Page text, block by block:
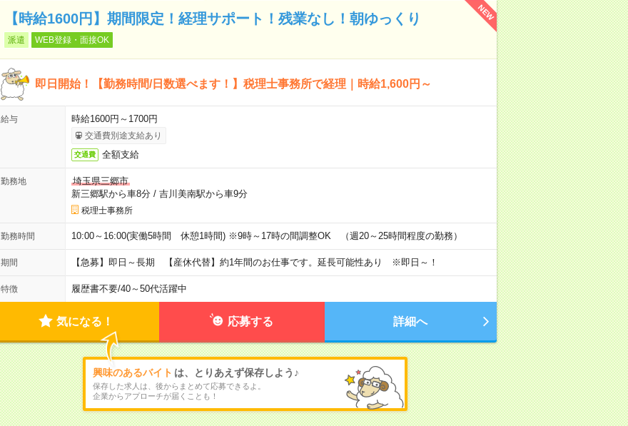
NEW
【時給1600円】期間限定！経理サポート！残業なし！朝ゆっくり
派遣 WEB登録・面接OK
即日開始！【勤務時間/日数選べます！】税理士事務所で経理｜時給1,600円～
給与 時給1600円～1700円
交通費別途支給あり
交通費 全額支給
勤務地
埼玉県三郷市
新三郷駅から車8分/ 吉川美南駅から車9分
税理士事務所
勤務時間 10:00～16:00(実働5時間 休憩1時間) ※9時～17時の間調整OK （週20～25時間程度の勤務）
期間 【急募】即日～長期 【産休代替】約1年間のお仕事です。延長可能性あり ※即日～！
特徴 履歴書不要/40～50代活躍中
気になる！ 応募する 詳細へ
興味のあるバイト は、とりあえず保存しよう♪
保存した求人は、後からまとめて応募できるよ。
企業からアプローチが届くことも！